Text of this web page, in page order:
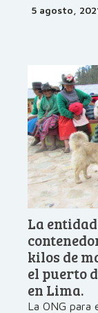
5 agosto,
La
kilos de
el puerto
en Lima.
La ONG para